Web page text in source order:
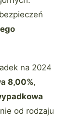
na 2024
8,00%,
od rodzaju